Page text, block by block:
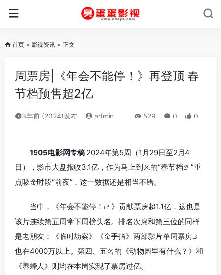
首页 • 影视资讯 • 正文
周票房|《年会不能停！》再登顶 春
节档预售超2亿
3年前 (2024)发布 admin 529 0 0
1905电影网专稿 2024年第5周（1月29日至2月4
日），影市大盘报收3.1亿，作为马上到来的“春节档
”重
点吸金时段“前夜”，这一数据还是相当不错。
当中，《年会不能停！
》贡献票房超1.1亿，这也是
该片连续第五周拿下周榜头名。排名次席和第三位的同样
是老朋友：《临时劫案》《金手指》两部影片单周票房
也在4000万以上。第四、五名的《动物园里有什么？》和
《养蜂人》则均在本周实现了票房过亿。